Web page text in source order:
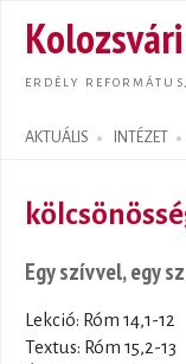
ERDÉLY
AKTUÁLIS INTÉZET
Search form
Egy szívvel, egy
Lekció: Róm 14,1-12
Textus: Róm 15,2-13